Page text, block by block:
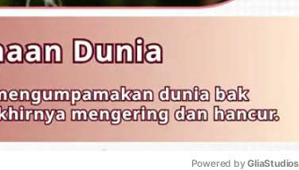
Powered by GliaStudios